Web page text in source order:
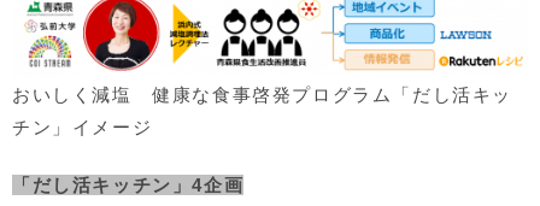
おいしく減塩 健康な食事啓発プログラム「だし活キッ
チン」イメージ
「だし活キッチン」4企画